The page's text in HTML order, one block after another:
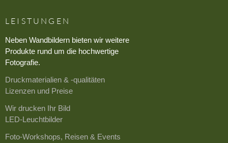
LEISTUNGEN
Neben Wandbildern bieten wir weitere
Produkte rund um die hochwertige
Fotografie.
Druckmaterialien & -qualitäten
Lizenzen und Preise
Wir drucken Ihr Bild
LED-Leuchtbilder
Foto-Workshops, Reisen & Events